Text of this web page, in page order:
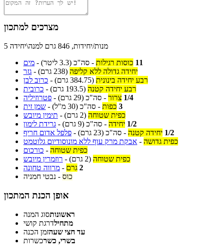
מצרכים למתכון
5 מנות/יחידות, 846 גרם למנה\יחידה
מים - 11 כוסות רגילות - סה"כ (3.3 ליטר)
גזר - יחידה גדולה ללא קליפה (238 גרם)
כרוב לבן - רבע יחידה בינונית (384.75 גרם)
כרובית - רבע יחידה קטנה (193.5 גרם)
פטרוזיליה - 1/4 צרור - סה"כ (29 גרם)
שמן זית - 3 כפות - סה"כ (30 מ"ל)
תימין מיובש - כפית שטוחה (2 גרם)
גרידת לימון - 1/2 יחידה - סה"כ (9 גרם)
פלפל אדום חריף - 1/2 יחידה קטנה - סה"כ (23 גרם)
אבקת מרק עוף ללא מונוסודיום גלוטמט - כפית גדושה
כורכום - כפית שטוחה
רוזמרין מיובש - כפית שטוחה (2 גרם)
מרווה טחונה - 2 גרם
נבטי חמניה - כוס
אופן הכנת המתכון
ראשונותסוג המנה
מתחילדרגת קושי
עד חצי שעהזמן הכנה
בשרי, כשרכשרות